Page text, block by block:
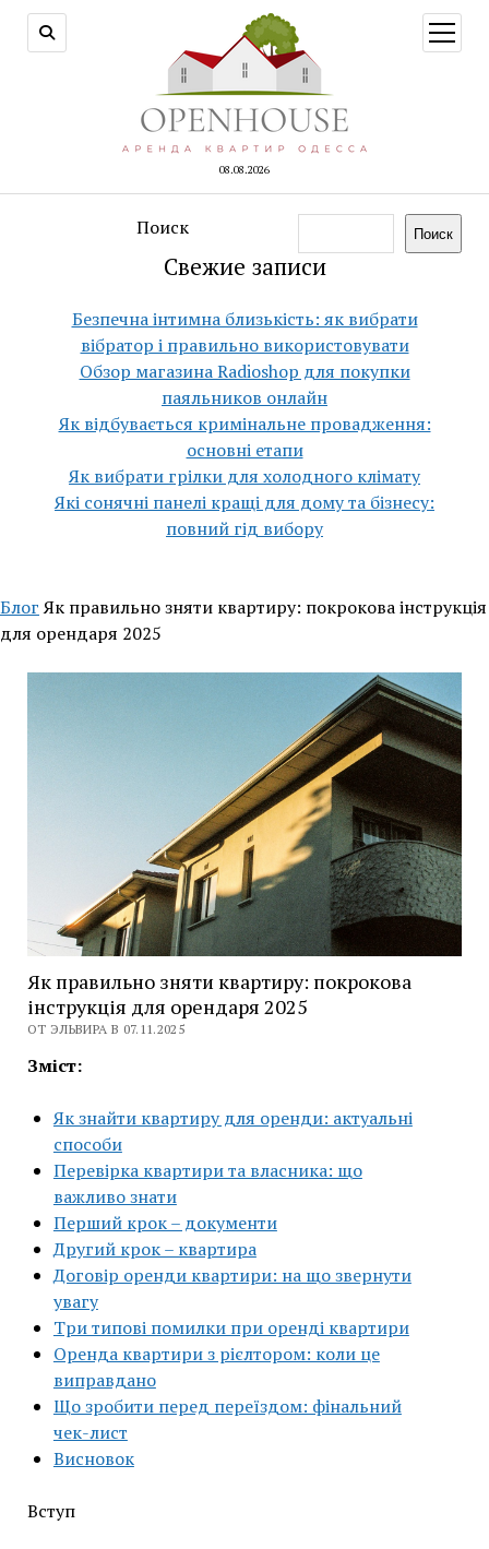
08.08.2026
меню
Поиск Поиск
Свежие записи
Безпечна інтимна близькість: як вибрати
вібратор і правильно використовувати
Обзор магазина Radioshop для покупки
паяльников онлайн
Як відбувається кримінальне провадження:
основні етапи
Як вибрати грілки для холодного клімату
Які сонячні панелі кращі для дому та бізнесу:
повний гід вибору
Блог Як правильно зняти квартиру: покрокова інструкція
для орендаря 2025
Як правильно зняти квартиру: покрокова
інструкція для орендаря 2025
ОТ ЭЛЬВИРА В 07.11.2025
Зміст:
Як знайти квартиру для оренди: актуальні
способи
Перевірка квартири та власника: що
важливо знати
Перший крок – документи
Другий крок – квартира
Договір оренди квартири: на що звернути
увагу
Три типові помилки при оренді квартири
Оренда квартири з рієлтором: коли це
виправдано
Що зробити перед переїздом: фінальний
чек-лист
Висновок
Вступ